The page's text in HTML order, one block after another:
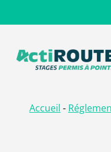
to
content
Accueil -